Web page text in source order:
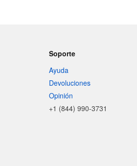
Soporte
Ayuda
Devoluciones
Opinión
+1 (844) 990-3731